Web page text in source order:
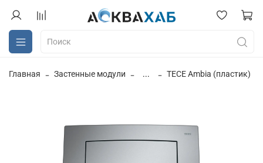
Главная Застенные модули ... TECE Ambia (пластик)